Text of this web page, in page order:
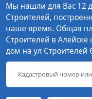
Мы нашли для Вас 12
Строителей,
наше время. Общая
Строителей в Алейске
дом на ул Строителей